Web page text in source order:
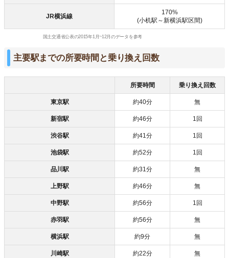
JR横浜線
170%
(小机駅～新横浜駅区間)
国土交通省公表の2015年1月~12月のデータを参考
主要駅までの所要時間と乗り換え回数
所要時間 乗り換え回数
東京駅 約40分 無
新宿駅 約46分 1回
渋谷駅 約41分 1回
池袋駅 約52分 1回
品川駅 約31分 無
上野駅 約46分 無
中野駅 約56分 1回
赤羽駅 約56分 無
横浜駅 約9分 無
川崎駅 約22分 無